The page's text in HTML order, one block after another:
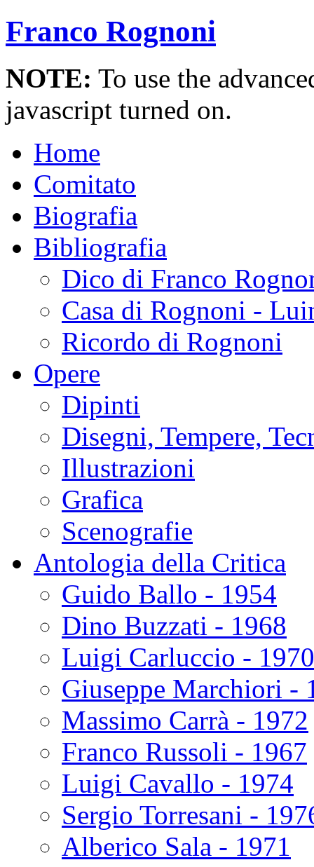
Franco Rognoni
NOTE: To use the
javascript turned on.
Home
Comitato
Biografia
Bibliografia
Dico di Franco
Casa di Rognoni -
Ricordo di Rognoni
Opere
Dipinti
Disegni, Tempere,
Illustrazioni
Grafica
Scenografie
Antologia della Critica
Guido Ballo - 1954
Dino Buzzati - 1968
Luigi Carluccio - 1970
Giuseppe Marchiori -
Massimo Carrà - 1972
Franco Russoli - 1967
Luigi Cavallo - 1974
Sergio Torresani -
Alberico Sala - 1971